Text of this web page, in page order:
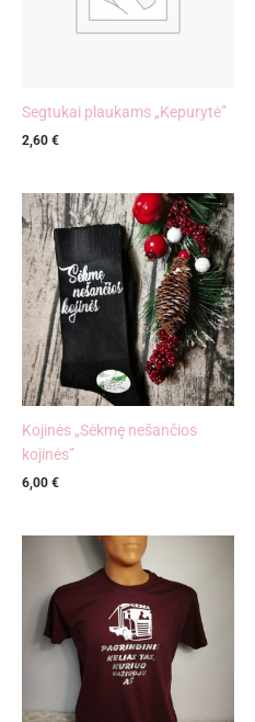
Segtukai plaukams „Kepurytė”
2,60 €
Kojinės „Sėkmę nešančios
kojinės”
6,00 €